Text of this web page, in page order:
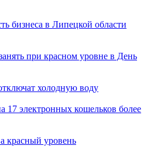
бизнеса в Липецкой области
при красном уровне в День
холодную воду
17 электронных кошельков более
красный уровень